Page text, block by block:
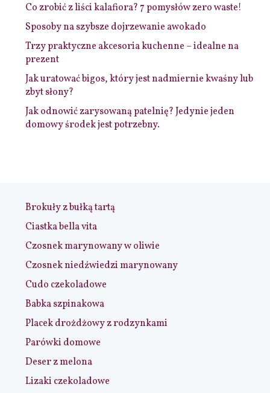
Co zrobić z liści kalafiora? 7 pomysłów zero waste!
Sposoby na szybsze dojrzewanie awokado
Trzy praktyczne akcesoria kuchenne – idealne na
prezent
Jak uratować bigos, który jest nadmiernie kwaśny lub
zbyt słony?
Jak odnowić zarysowaną patelnię? Jedynie jeden
domowy środek jest potrzebny.
Brokuły z bułką tartą
Ciastka bella vita
Czosnek marynowany w oliwie
Czosnek niedźwiedzi marynowany
Cudo czekoladowe
Babka szpinakowa
Placek drożdżowy z rodzynkami
Parówki domowe
Deser z melona
Lizaki czekoladowe